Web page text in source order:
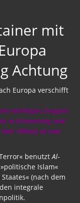
mit
Achtung
Europa verschifft
wichtiges Zeugnis
in Erinnerung und
Hillary zu was
benutztAl-
Islam«
(nach dem
integrale